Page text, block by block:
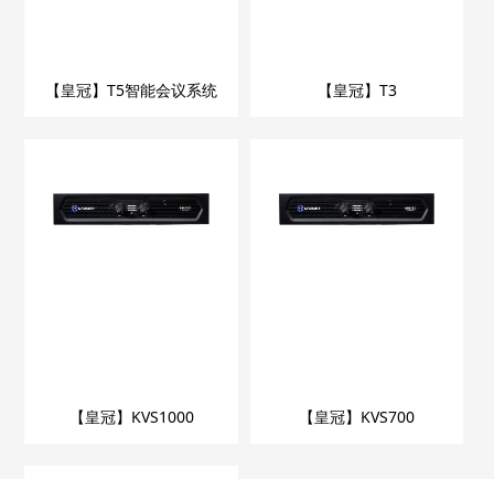
【皇冠】T5智能会议系统 【皇冠】T3
【皇冠】KVS1000 【皇冠】KVS700